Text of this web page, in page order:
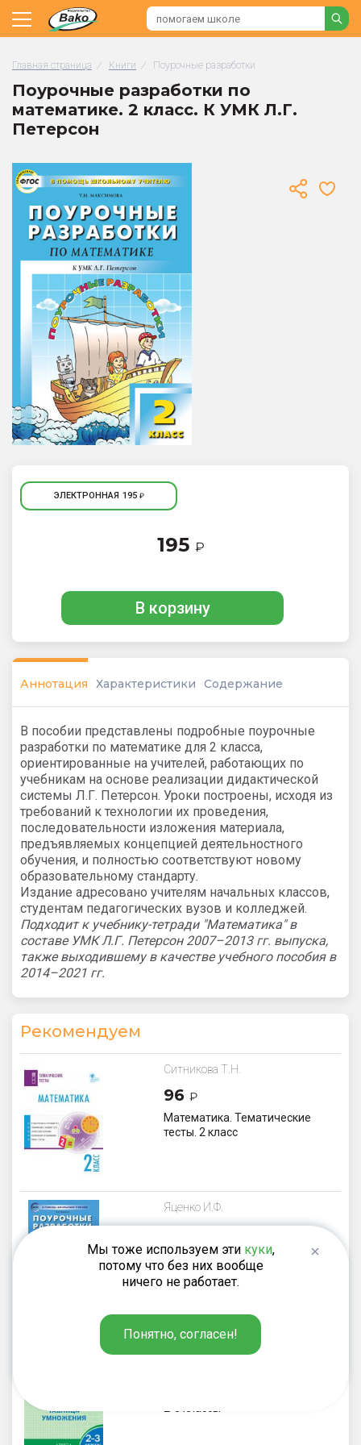
Главная страница / Книги / Поурочные разработки
Поурочные разработки по
математике. 2 класс. К УМК Л.Г.
Петерсон
ЭЛЕКТРОННАЯ 195 ₽
195 ₽
В корзину
Аннотация Характеристики Содержание
В пособии представлены подробные поурочные
разработки по математике для 2 класса,
ориентированные на учителей, работающих по
учебникам на основе реализации дидактической
системы Л.Г. Петерсон. Уроки построены, исходя из
требований к технологии их проведения,
последовательности изложения материала,
предъявляемых концепцией деятельностного
обучения, и полностью соответствуют новому
образовательному стандарту.
Издание адресовано учителям начальных классов,
студентам педагогических вузов и колледжей.
Подходит к учебнику-тетради "Математика" в
составе УМК Л.Г. Петерсон 2007–2013 гг. выпуска,
также выходившему в качестве учебного пособия в
2014–2021 гг.
Рекомендуем
Ситникова Т.Н.
96 ₽
Математика. Тематические
тесты. 2 класс
Яценко И.Ф.
Поурочные разработки по
математике. 3 класс. К УМК Г.В.
Дорофеева «Перспектива»
Мы тоже используем эти куки,
потому что без них вообще
ничего не работает.
Понятно, согласен!